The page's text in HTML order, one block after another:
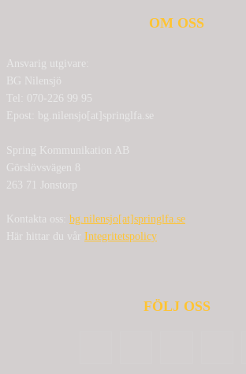
OM OSS
Ansvarig utgivare:
BG Nilensjö
Tel: 070-226 99 95
Epost: bg.nilensjo[at]springlfa.se
Spring Kommunikation AB
Görslövsvägen 8
263 71 Jonstorp
Kontakta oss: bg.nilensjo[at]springlfa.se
Här hittar du vår Integritetspolicy
FÖLJ OSS